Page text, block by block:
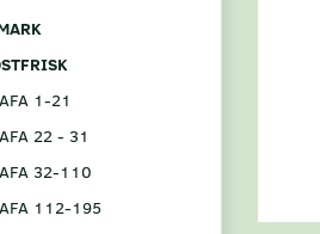
AFA 1-21
AFA 22 - 31
AFA 32-110
AFA 112-195